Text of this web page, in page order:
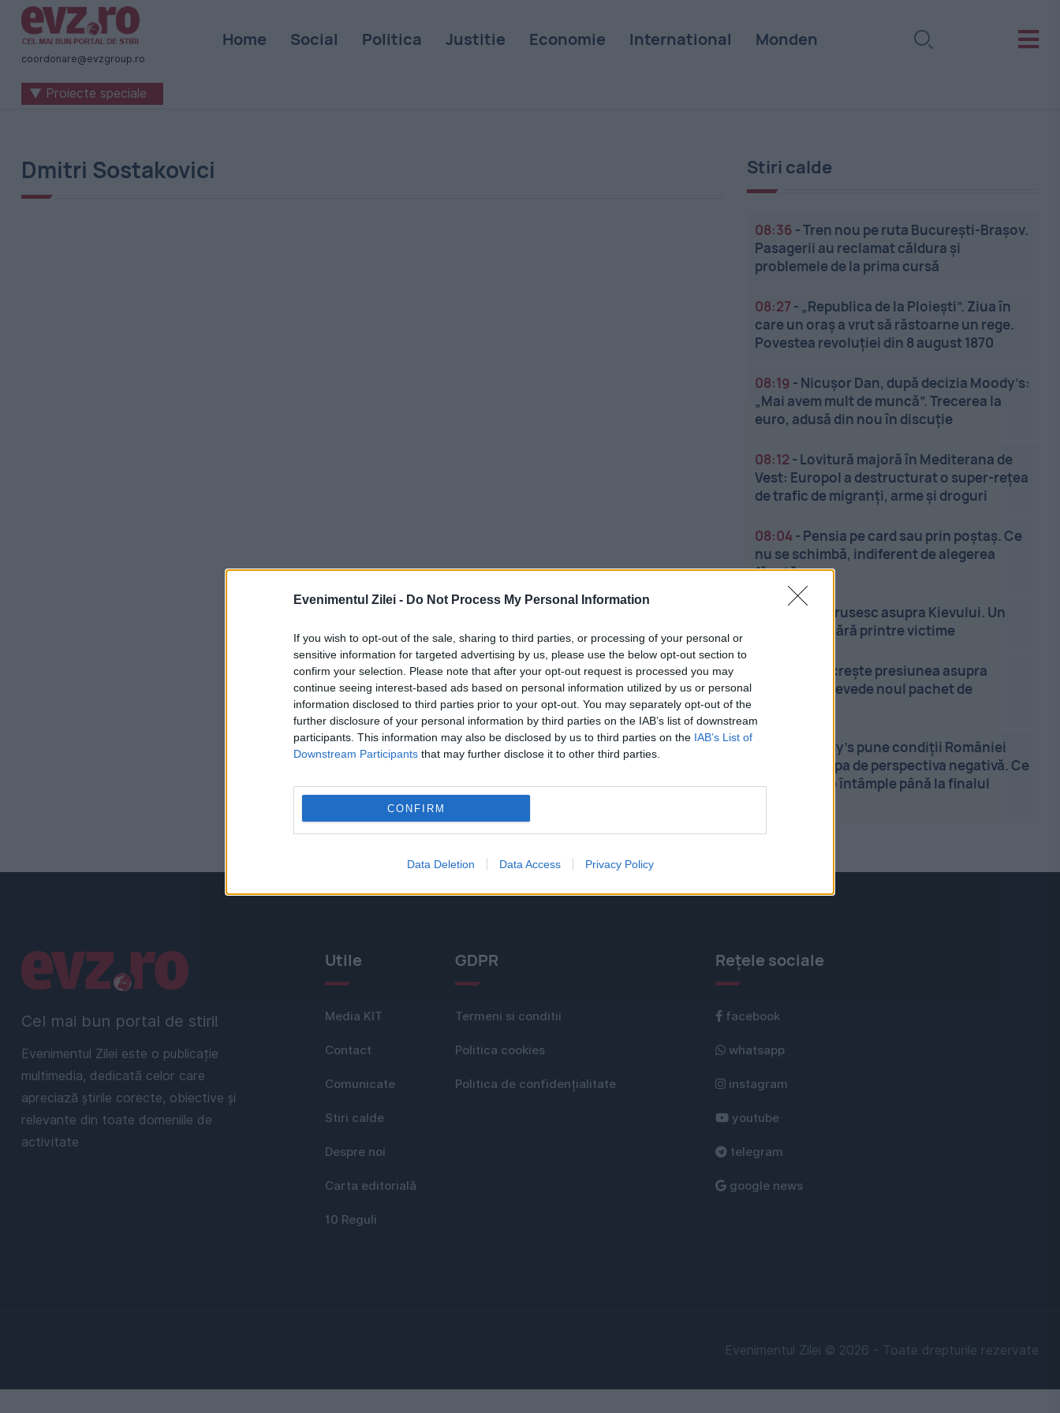
Evenimentul Zilei - Do Not Process My Personal Information
If you wish to opt-out of the sale, sharing to third parties, or processing of your personal or
sensitive information for targeted advertising by us, please use the below opt-out section to
confirm your selection. Please note that after your opt-out request is processed you may
continue seeing interest-based ads based on personal information utilized by us or personal
information disclosed to third parties prior to your opt-out. You may separately opt-out of the
further disclosure of your personal information by third parties on the IAB’s list of downstream
participants. This information may also be disclosed by us to third parties on the IAB’s List of
Downstream Participants that may further disclose it to other third parties.
CONFIRM
Data Deletion Data Access Privacy Policy
Știri
naționale
internaționale
România
-
coordonare@evzgroup.ro
Home Social Politica Justitie Economie International Monden
▼ Proiecte speciale
Dmitri Sostakovici Stiri calde
08:36 -Tren nou pe ruta București-Brașov.
Pasagerii au reclamat căldura și
problemele de la prima cursă
08:27 - „Republica de la Ploiești”. Ziua în
care un oraș a vrut să răstoarne un rege.
Povestea revoluției din 8 august 1870
08:19 - Nicușor Dan, după decizia Moody’s:
„Mai avem mult de muncă”. Trecerea la
euro, adusă din nou în discuție
08:12 - Lovitură majoră în Mediterana de
Vest: Europol a destructurat o super-rețea
de trafic de migranți, arme și droguri
08:04- Pensia pe card sau prin poștaș. Ce
nu se schimbă, indiferent de alegerea
făcută
Atac rusesc asupra Kievului. Un
copil se numără printre victime
SUA crește presiunea asupra
Rusiei. Ce prevede noul pachet de
Moody’s pune condiții României
pentru a scăpa de perspectiva negativă. Ce
trebuie să se întâmple până la finalul
Cel mai bun portal de stiri!
Evenimentul Zilei este o publicație
multimedia, dedicată celor care
apreciază știrile corecte, obiective și
relevante din toate domeniile de
activitate
Linkuri utile Utile
Media KIT
Contact
Comunicate
Stiri calde
Despre noi
Carta editorială
10 Reguli
GDPR
Termeni si conditii
Politica cookies
Politica de confidențialitate
Rețele sociale
facebook
whatsapp
instagram
youtube
telegram
google news
Evenimentul Zilei © 2026 - Toate drepturile rezervate